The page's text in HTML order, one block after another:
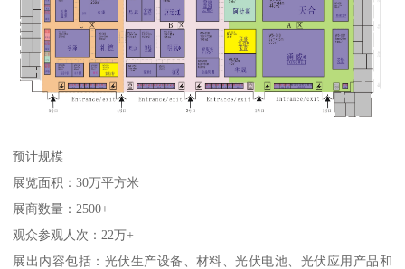
预计规模
展览面积：30万平方米
展商数量：2500+
观众参观人次：22万+
展出内容包括：光伏生产设备、材料、光伏电池、光伏应用产品和